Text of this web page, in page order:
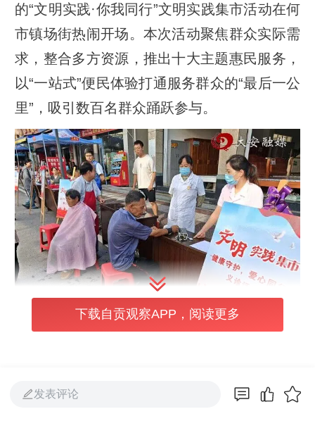
的“文明实践·你我同行”文明实践集市活动在何
市镇场街热闹开场。本次活动聚焦群众实际需
求，整合多方资源，推出十大主题惠民服务，
以“一站式”便民体验打通服务群众的“最后一公
里”，吸引数百名群众踊跃参与。
集市现场人头攒动，十大服务摊位有序排开，
下载自贡观察APP，阅读更多
发表评论